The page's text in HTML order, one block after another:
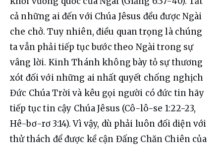
cả những ai đến với Chúa Jêsus đều được Ngài
che chở. Tuy nhiên, điều quan trọng là chúng
ta vẫn phải tiếp tục bước theo Ngài trong sự
vâng lời. Kinh Thánh không bày tỏ sự thương
xót đối với những ai nhất quyết chống nghịch
Đức Chúa Trời và kêu gọi người có đức tin hãy
tiếp tục tin cậy Chúa Jêsus (Cô-lô-se 1:22-23,
Hê-bơ-rơ 3:14). Vì vậy, dù phải luôn đối diện với
thử thách để được kề cận Đấng Chăn Chiên của